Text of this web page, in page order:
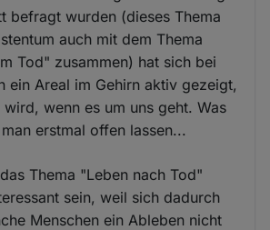
befragt wurden (dieses Thema
auch mit dem Thema
Tod" zusammen) hat sich bei
ein Areal im Gehirn aktiv gezeigt,
wenn es um uns geht. Was
erstmal offen lassen...
Thema "Leben nach Tod"
sein, weil sich dadurch
Menschen ein Ableben nicht